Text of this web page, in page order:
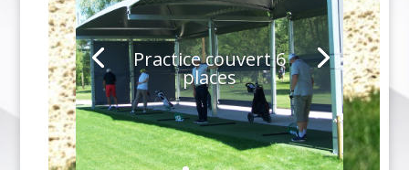
Practice couvert 6
places